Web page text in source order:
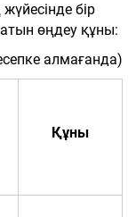
бір
өңдеу құны:
алмағанда)
Құны